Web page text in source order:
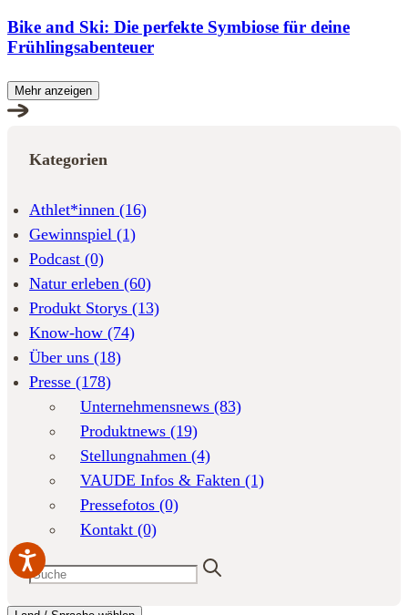
Bike and Ski: Die perfekte Symbiose für deine
Frühlingsabenteuer
Mehr anzeigen
Kategorien
Athlet*innen (16)
Gewinnspiel (1)
Podcast (0)
Natur erleben (60)
Produkt Storys (13)
Know-how (74)
Über uns (18)
Presse (178)
Unternehmensnews (83)
Produktnews (19)
Stellungnahmen (4)
VAUDE Infos & Fakten (1)
Pressefotos (0)
Kontakt (0)